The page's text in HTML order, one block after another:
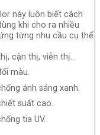
này luôn biết cách
khi cho ra nhiều
từng nhu cầu cụ thể
cận thị, viễn thị…
màu.
ánh sáng xanh.
suất cao.
tia UV.